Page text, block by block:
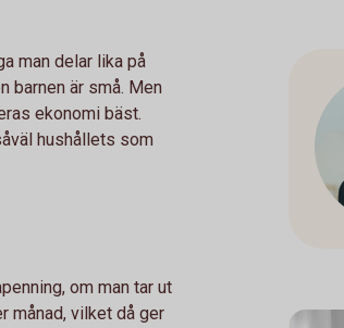
man delar lika på
barnen är små. Men
ekonomi bäst.
hushållets som
om man tar ut
månad, vilket då ger